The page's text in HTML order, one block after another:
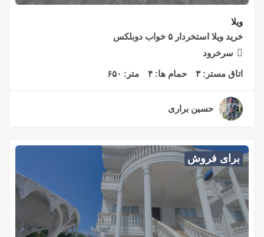
ویلا
خرید ویلا استخردار ۵ خواب دوبلکس
سرخرود
اتاق مستر:۳ حمام ها: ۴ متر: ۶۵۰
حسین براری
برای فروش